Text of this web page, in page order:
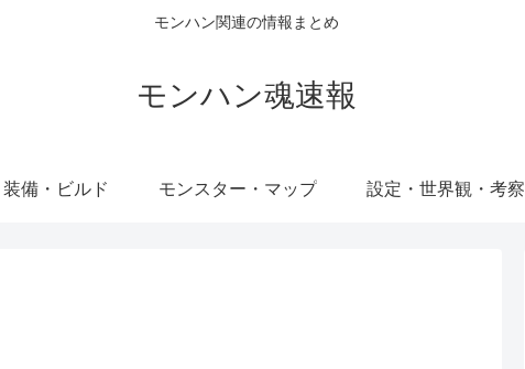
モンハン関連の情報まとめ
モンハン魂速報
備・ビルド モンスター・マップ 設定・世界観・考察